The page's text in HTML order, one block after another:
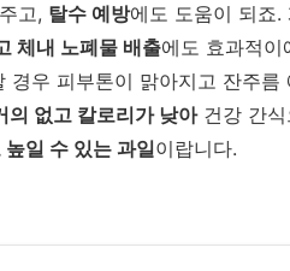
주고, 탈수 예방에도 도움이 되죠.
체내 노폐물 배출에도 효과적이
경우 피부톤이 맑아지고 잔주름
의 없고 칼로리가 낮아 건강 간
높일 수 있는 과일이랍니다.